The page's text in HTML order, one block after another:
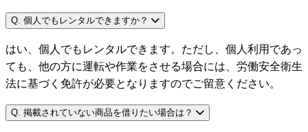
Q. 個人でもレンタルできますか？
はい、個人でもレンタルできます。ただし、個人利用であっ
ても、他の方に運転や作業をさせる場合には、労働安全衛生
法に基づく免許が必要となりますのでご留意ください。
Q. 掲載されていない商品を借りたい場合は？